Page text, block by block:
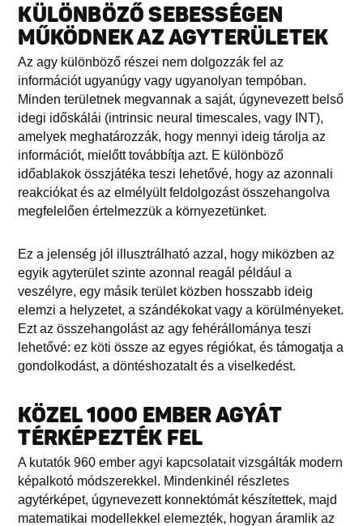
KÜLÖNBÖZŐ SEBESSÉGEN
MŰKÖDNEK AZ AGYTERÜLETEK
Az agy különböző részei nem dolgozzák fel az
információt ugyanúgy vagy ugyanolyan tempóban.
Minden területnek megvannak a saját, úgynevezett belső
idegi időskálái (intrinsic neural timescales, vagy INT),
amelyek meghatározzák, hogy mennyi ideig tárolja az
információt, mielőtt továbbítja azt. E különböző
időablakok összjátéka teszi lehetővé, hogy az azonnali
reakciókat és az elmélyült feldolgozást összehangolva
megfelelően értelmezzük a környezetünket.
Ez a jelenség jól illusztrálható azzal, hogy miközben az
egyik agyterület szinte azonnal reagál például a
veszélyre, egy másik terület közben hosszabb ideig
elemzi a helyzetet, a szándékokat vagy a körülményeket.
Ezt az összehangolást az agy fehérállománya teszi
lehetővé: ez köti össze az egyes régiókat, és támogatja a
gondolkodást, a döntéshozatalt és a viselkedést.
KÖZEL 1000 EMBER AGYÁT
TÉRKÉPEZTÉK FEL
A kutatók 960 ember agyi kapcsolatait vizsgálták modern
képalkotó módszerekkel. Mindenkinél részletes
agytérképet, úgynevezett konnektómát készítettek, majd
matematikai modellekkel elemezték, hogyan áramlik az